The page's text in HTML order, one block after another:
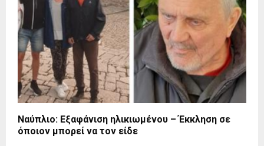
Ναύπλιο: Εξαφάνιση ηλικιωμένου – Έκκληση σε
όποιον μπορεί να τον είδε